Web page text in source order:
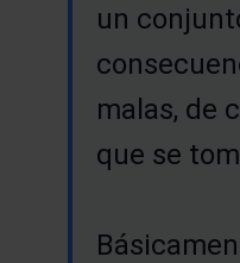
un
malas, de
que se